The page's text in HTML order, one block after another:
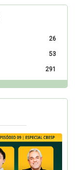
26
53
291